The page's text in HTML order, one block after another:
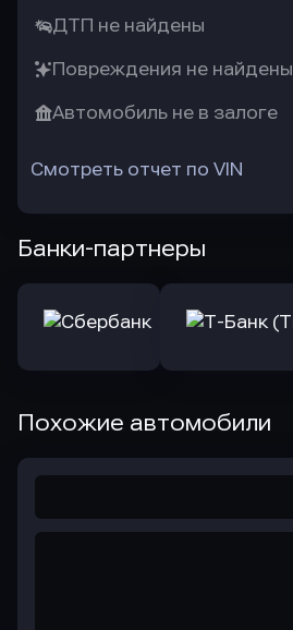
ДТП не найдены
Повреждения не найдены
Автомобиль не в залоге
Смотреть отчет по VIN
Банки-партнеры
Похожие автомобили